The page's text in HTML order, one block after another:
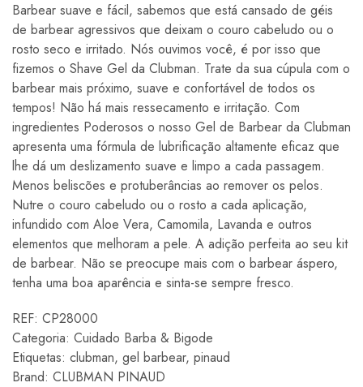
Barbear suave e fácil, sabemos que está cansado de géis
de barbear agressivos que deixam o couro cabeludo ou o
rosto seco e irritado. Nós ouvimos você, é por isso que
fizemos o Shave Gel da Clubman. Trate da sua cúpula com o
barbear mais próximo, suave e confortável de todos os
tempos! Não há mais ressecamento e irritação. Com
ingredientes Poderosos o nosso Gel de Barbear da Clubman
apresenta uma fórmula de lubrificação altamente eficaz que
lhe dá um deslizamento suave e limpo a cada passagem.
Menos beliscões e protuberâncias ao remover os pelos.
Nutre o couro cabeludo ou o rosto a cada aplicação,
infundido com Aloe Vera, Camomila, Lavanda e outros
elementos que melhoram a pele. A adição perfeita ao seu kit
de barbear. Não se preocupe mais com o barbear áspero,
tenha uma boa aparência e sinta-se sempre fresco.
REF: CP28000
Categoria: Cuidado Barba & Bigode
Etiquetas: clubman, gel barbear, pinaud
Brand: CLUBMAN PINAUD